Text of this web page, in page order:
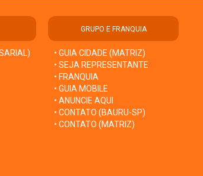
GRUPO E FRANQUIA
• GUIA CIDADE (MATRIZ)
• SEJA REPRESENTANTE
• FRANQUIA
• GUIA MOBILE
• ANUNCIE AQUI
• CONTATO (BAURU-SP)
• CONTATO (MATRIZ)